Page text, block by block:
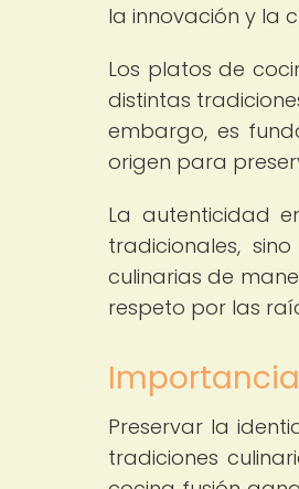
la innovación y la
Los platos de
distintas
embargo, es
origen para
La autenticidad
tradicionales,
culinarias de
respeto por las
Preservar la
tradiciones